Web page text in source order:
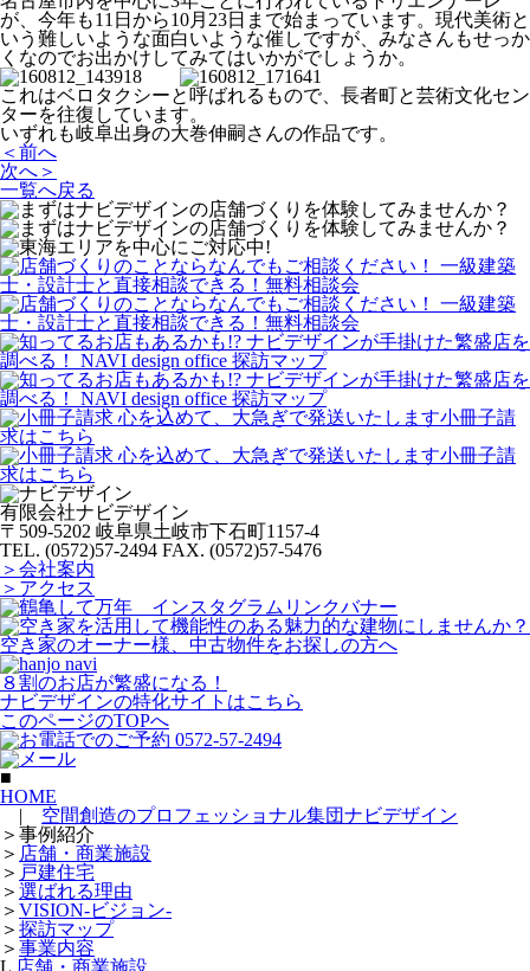
が、今年も11日から10月23日まで始まっています。現代美術と
いう難しいような面白いような催しですが、みなさんもせっか
くなのでお出かけしてみてはいかがでしょうか。
これはベロタクシーと呼ばれるもので、長者町と芸術文化セン
ターを往復しています。
いずれも岐阜出身の大巻伸嗣さんの作品です。
＜前へ
次へ＞
一覧へ戻る
有限会社ナビデザイン
〒509-5202 岐阜県土岐市下石町1157-4
TEL. (0572)57-2494 FAX. (0572)57-5476
＞会社案内
＞アクセス
空き家のオーナー様、中古物件をお探しの方へ
８割のお店が繁盛になる！
ナビデザインの特化サイトはこちら
このページのTOPへ
■
HOME
| 空間創造のプロフェッショナル集団ナビデザイン
＞ 事例紹介
＞ 店舗・商業施設
＞ 戸建住宅
＞ 選ばれる理由
＞ VISION-ビジョン-
＞ 探訪マップ
＞ 事業内容
L 店舗・商業施設